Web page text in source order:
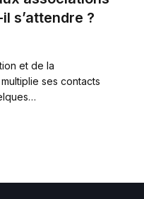
s’attendre ?
et de la
ses contacts